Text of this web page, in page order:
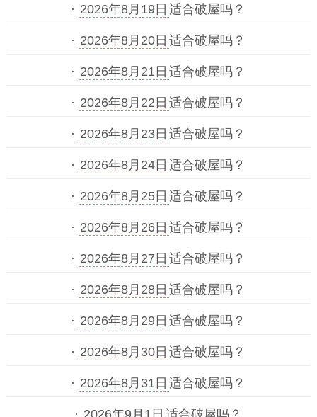
· 2026年8月19日 适合破屋吗？
· 2026年8月20日 适合破屋吗？
· 2026年8月21日 适合破屋吗？
· 2026年8月22日 适合破屋吗？
· 2026年8月23日 适合破屋吗？
· 2026年8月24日 适合破屋吗？
· 2026年8月25日 适合破屋吗？
· 2026年8月26日 适合破屋吗？
· 2026年8月27日 适合破屋吗？
· 2026年8月28日 适合破屋吗？
· 2026年8月29日 适合破屋吗？
· 2026年8月30日 适合破屋吗？
· 2026年8月31日 适合破屋吗？
· 2026年9月1日 适合破屋吗？